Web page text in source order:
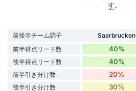
す。
前後半チーム調子 Saarbrucken
前半得点リード数
40%
後半得点リード数 40%
前半引き分け数 20%
後半引き分け数 30%